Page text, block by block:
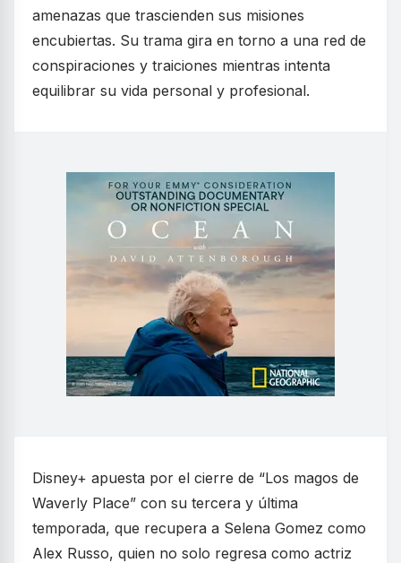
amenazas que trascienden sus misiones
encubiertas. Su trama gira en torno a una red de
conspiraciones y traiciones mientras intenta
equilibrar su vida personal y profesional.
Disney+ apuesta por el cierre de “Los magos de
Waverly Place” con su tercera y última
temporada, que recupera a Selena Gomez como
Alex Russo, quien no solo regresa como actriz